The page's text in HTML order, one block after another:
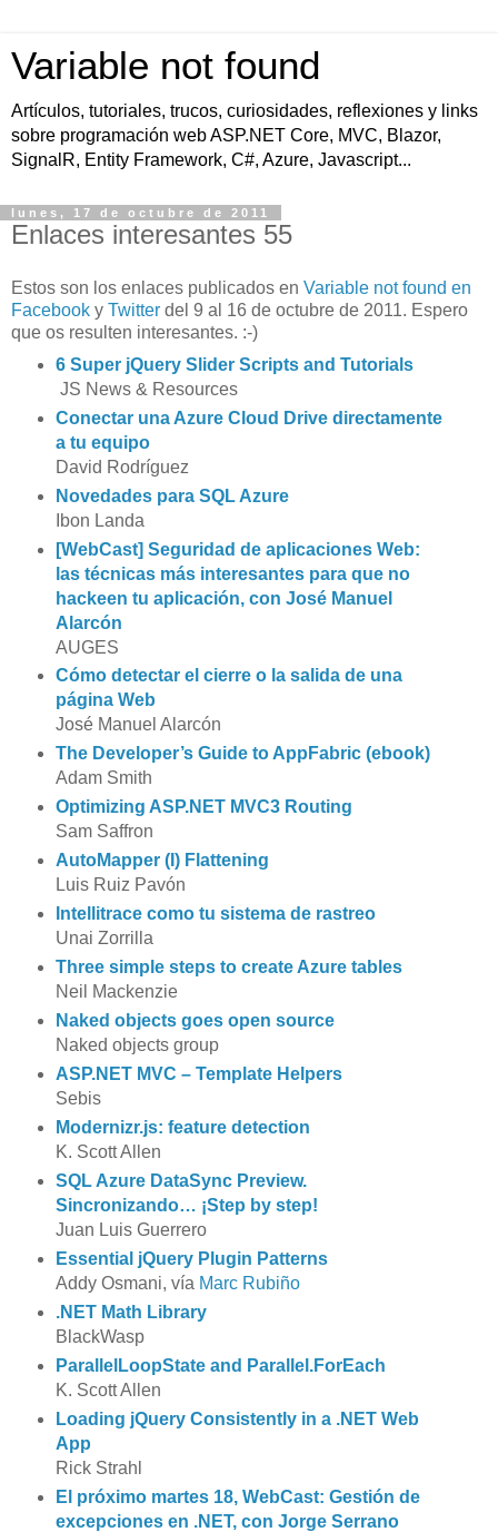
Variable not found
Artículos, tutoriales, trucos, curiosidades, reflexiones y links
sobre programación web ASP.NET Core, MVC, Blazor,
SignalR, Entity Framework, C#, Azure, Javascript...
lunes, 17 de octubre de 2011
Enlaces interesantes 55
Estos son los enlaces publicados en Variable not found en
Facebook y Twitter del 9 al 16 de octubre de 2011. Espero
que os resulten interesantes. :-)
6 Super jQuery Slider Scripts and Tutorials
JS News & Resources
Conectar una Azure Cloud Drive directamente
a tu equipo
David Rodríguez
Novedades para SQL Azure
Ibon Landa
[WebCast] Seguridad de aplicaciones Web:
las técnicas más interesantes para que no
hackeen tu aplicación, con José Manuel
Alarcón
AUGES
Cómo detectar el cierre o la salida de una
página Web
José Manuel Alarcón
The Developer’s Guide to AppFabric (ebook)
Adam Smith
Optimizing ASP.NET MVC3 Routing
Sam Saffron
AutoMapper (I) Flattening
Luis Ruiz Pavón
Intellitrace como tu sistema de rastreo
Unai Zorrilla
Three simple steps to create Azure tables
Neil Mackenzie
Naked objects goes open source
Naked objects group
ASP.NET MVC – Template Helpers
Sebis
Modernizr.js: feature detection
K. Scott Allen
SQL Azure DataSync Preview.
Sincronizando… ¡Step by step!
Juan Luis Guerrero
Essential jQuery Plugin Patterns
Addy Osmani, vía Marc Rubiño
.NET Math Library
BlackWasp
ParallelLoopState and Parallel.ForEach
K. Scott Allen
Loading jQuery Consistently in a .NET Web
App
Rick Strahl
El próximo martes 18, WebCast: Gestión de
excepciones en .NET, con Jorge Serrano